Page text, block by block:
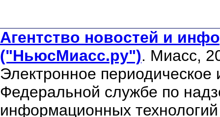
Агентство новостей и
("НьюсМиасс.ру"). Миасс,
Электронное периодическое
Федеральной службе по
информационных